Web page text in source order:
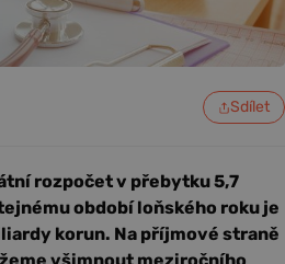
Sdílet
rozpočet v přebytku 5,7
období loňského roku je
korun. Na příjmové straně